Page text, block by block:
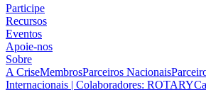
Participe
Recursos
Eventos
Apoie-nos
Sobre
A CriseMembrosParceiros Nacionais
Internacionais | Colaboradores: ROTARY